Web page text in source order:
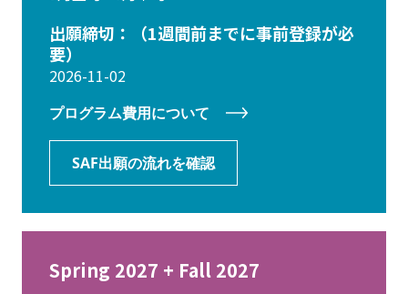
出願締切：（1週間前までに事前登録が必
要）
2026-11-02
プログラム費用について
SAF出願の流れを確認
Spring 2027 + Fall 2027